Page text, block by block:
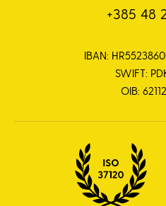
+385 48
IBAN:
SWIFT:
OIB: